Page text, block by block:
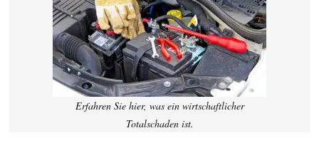
Erfahren Sie hier, was ein wirtschaftlicher
Totalschaden ist.